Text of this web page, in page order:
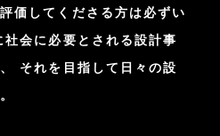
価してくださる方は必ずい
社会に必要とされる設計事
それを目指して日々の設